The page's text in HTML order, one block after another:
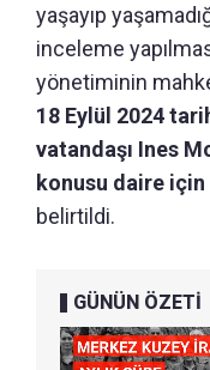
yaşayıp
inceleme
yönetiminin
18 Eylül 2024
vatandaşı Ines
konusu daire
belirtildi.
GÜNÜN ÖZETİ